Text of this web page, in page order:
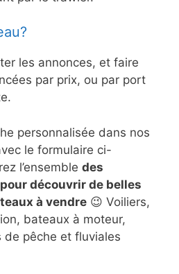
les annonces, et faire
par prix, ou par port
personnalisée dans nos
le formulaire ci-
l’ensemble des
découvrir de belles
à vendre 😉 Voiliers,
bateaux à moteur,
pêche et fluviales